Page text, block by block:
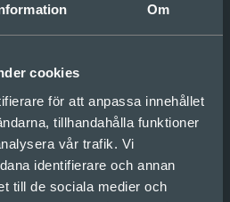
Om
cookies
för att anpassa innehållet
tillhandahålla funktioner
vår trafik. Vi
identifierare och annan
till de sociala medier och